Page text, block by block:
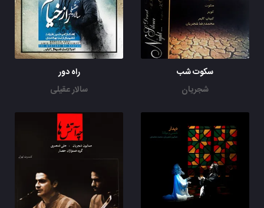
سکوت شب
شجریان
راه دور
سالار عقیلی